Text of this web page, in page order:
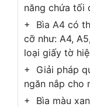
năng chứa tối
+ Bìa A4 có
cỡ như: A4,
loại giấy tờ
+ Giải pháp
ngăn nắp cho
+ Bìa màu